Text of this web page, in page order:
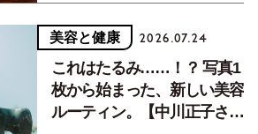
美容と健康 2026.07.24
これはたるみ……！？ 写真1
枚から始まった、新しい美容
ルーティン。【中川正子さん